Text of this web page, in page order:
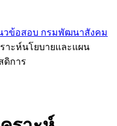
วข้อสอบ กรมพัฒนาสังคม
าะห์นโยบายและแผน
ดิการ